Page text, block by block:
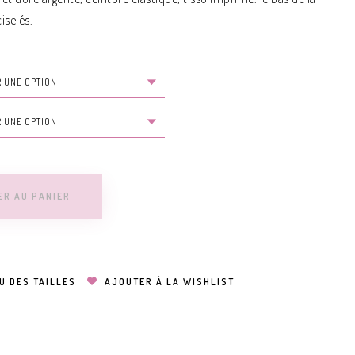
AU PANIER
DES TAILLES AJOUTER À LA WISHLIST